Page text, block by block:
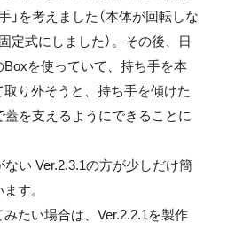
」を考えました（本体が回転しな
定式にしました）。その後、日
を使っていて、持ち手を本
り外そうと、持ち手を傾けた
蓋を支えるようにできることに
ない Ver.2.3.1の方が少しだけ簡
す。
たい場合は、Ver.2.2.1を製作